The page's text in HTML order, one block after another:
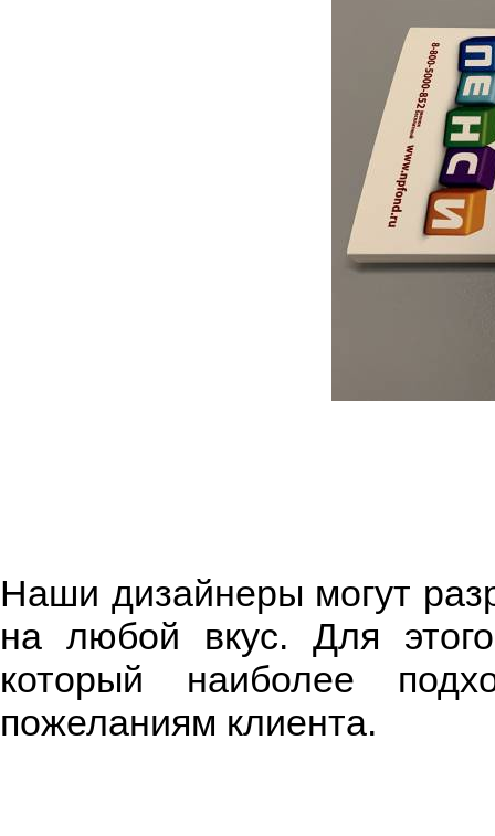
Наши дизайнеры могут
на любой вкус. Для
который наиболее
пожеланиям клиента.